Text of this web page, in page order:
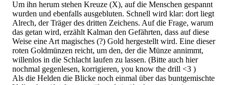
Um ihn herum stehen Kreuze (X), auf die Menschen gespannt
wurden und ebenfalls ausgebluten. Schnell wird klar: dort liegt
Alrech, der Träger des dritten Zeichens. Auf die Frage, warum
das getan wird, erzählt Kalman den Gefährten, dass auf diese
Weise eine Art magisches (?) Gold hergestellt wird. Eine dieser
roten Goldmünzen reicht, um den, der die Münze annimmt,
willenlos in die Schlacht laufen zu lassen. (Bitte auch hier
nochmal gegenlesen, korrigieren, you know the drill <3 )
Als die Helden die Blicke noch einmal über das buntgemischte